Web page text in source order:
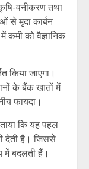
वनीकरण तथा
से मृदा कार्बन
कमी को वैज्ञानिक
किया जाएगा।
के बैंक खातों में
फायदा।
कि यह पहल
देती है। जिससे
में बदलती हैं।